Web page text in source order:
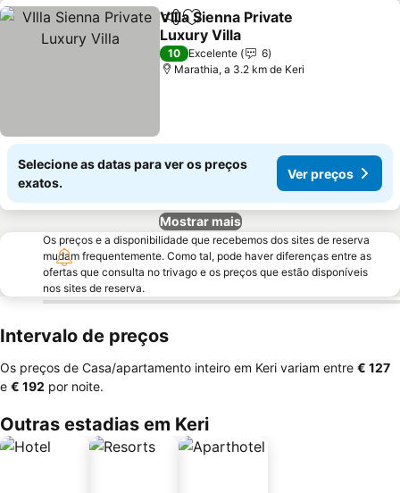
PartilharAdicionar aos favoritos
VIlla Sienna Private
Luxury Villa
10 Excelente
6
Marathia, a 3.2 km de Keri
Selecione as datas para ver os preços
exatos.
Ver preços
Mostrar mais
Os preços e a disponibilidade que recebemos dos sites de reserva
mudam frequentemente. Como tal, pode haver diferenças entre as
ofertas que consulta no trivago e os preços que estão disponíveis
nos sites de reserva.
Intervalo de preços
Os preços de Casa/apartamento inteiro em Keri variam entre ‎€ 127
e ‎€ 192 por noite.
Outras estadias em Keri